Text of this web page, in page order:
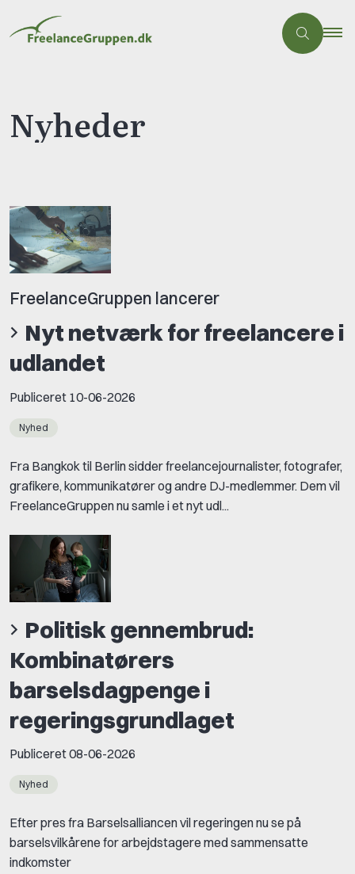
Nyheder
FreelanceGruppen lancerer
Nyt netværk for freelancere i
udlandet
Publiceret 10-06-2026
Nyhed
Fra Bangkok til Berlin sidder freelancejournalister, fotografer,
grafikere, kommunikatører og andre DJ-medlemmer. Dem vil
FreelanceGruppen nu samle i et nyt udl...
Politisk gennembrud:
Kombinatørers
barselsdagpenge i
regeringsgrundlaget
Publiceret08-06-2026
Nyhed
Efter pres fra Barselsalliancen vil regeringen nu se på
barselsvilkårene for arbejdstagere med sammensatte
indkomster